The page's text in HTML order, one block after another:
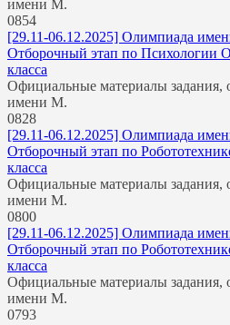
имени М.
0854
[29.11-06.12.2025] Олимпиада
Отборочный этап по Психологии
класса
Официальные материалы задания,
имени М.
0828
[29.11-06.12.2025] Олимпиада
Отборочный этап по
класса
Официальные материалы задания,
имени М.
0800
[29.11-06.12.2025] Олимпиада
Отборочный этап по
класса
Официальные материалы задания,
имени М.
0793